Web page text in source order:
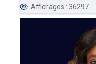
Affichages : 36297